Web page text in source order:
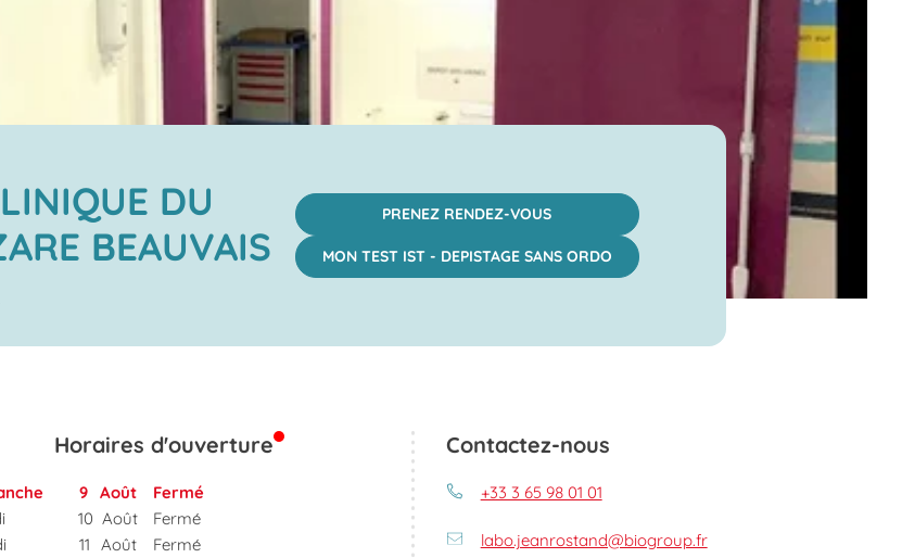
DU
BEAUVAIS
PRENEZ RENDEZ-VOUS
MON TEST IST - DEPISTAGE SANS ORDO
Horaires d'ouverture
9 Août
Fermé
10 Août
Fermé
11 Août
Fermé
Contactez-nous
+33 3 65 98 01 01
labo.jeanrostand@biogroup.fr